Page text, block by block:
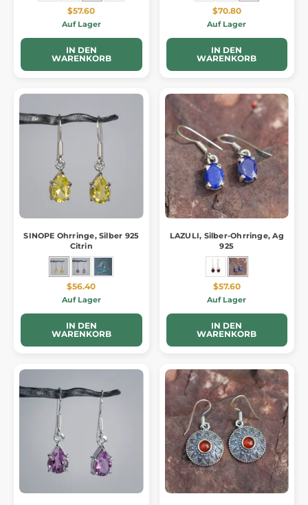
$57.60
Auf Lager
IN DEN
WARENKORB
$70.80
Auf Lager
IN DEN
WARENKORB
SINOPE Ohrringe, Silber 925
Citrin
$56.40
Auf Lager
IN DEN
WARENKORB
LAZULI, Silber-Ohrringe, Ag
925
$57.60
Auf Lager
IN DEN
WARENKORB